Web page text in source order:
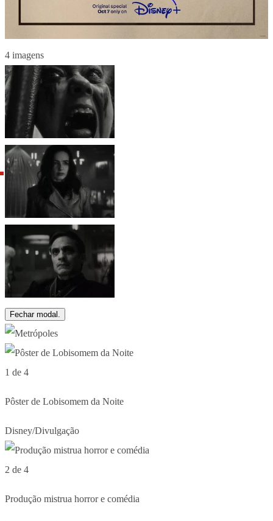
4 imagens
Fechar modal.
1 de 4
Pôster de Lobisomem da Noite
Disney/Divulgação
2 de 4
Produção mistrua horror e comédia